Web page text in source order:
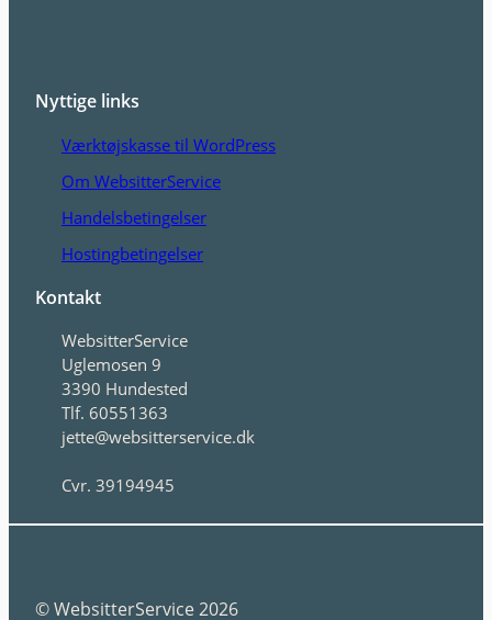
Nyttige links
Værktøjskasse til WordPress
Om WebsitterService
Handelsbetingelser
Hostingbetingelser
Kontakt
WebsitterService
Uglemosen 9
3390 Hundested
Tlf. 60551363
jette@websitterservice.dk
Cvr. 39194945
© WebsitterService 2026